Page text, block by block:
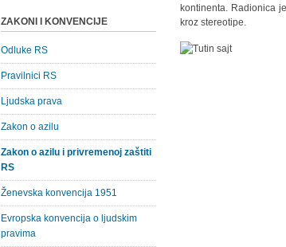
kontinenta. Radionica
kroz stereotipe.
ZAKONI I KONVENCIJE
Odluke RS
Pravilnici RS
Ljudska prava
Zakon o azilu
Zakon o azilu i privremenoj zaštiti
RS
Ženevska konvencija 1951
Evropska konvencija o ljudskim
pravima